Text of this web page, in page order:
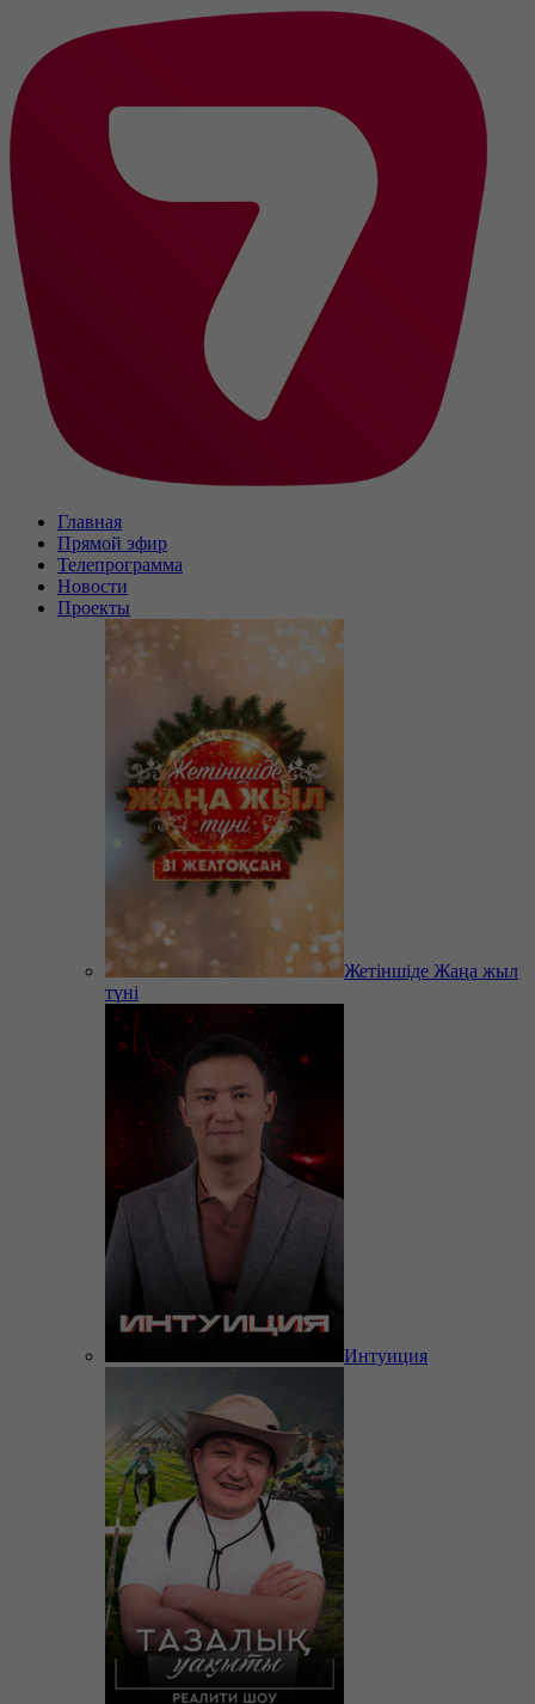
Главная
Прямой эфир
Телепрограмма
Новости
Проекты
Жетіншіде Жаңа жыл
түні
Интуиция